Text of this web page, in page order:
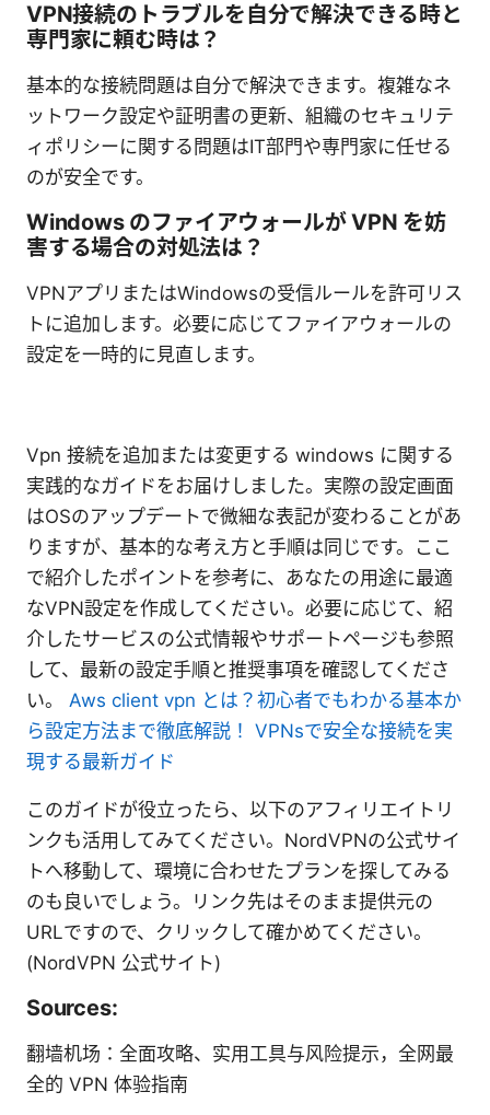
VPN接続のトラブルを自分で解決できる時と
専門家に頼む時は？
基本的な接続問題は自分で解決できます。複雑なネ
ットワーク設定や証明書の更新、組織のセキュリテ
ィポリシーに関する問題はIT部門や専門家に任せる
のが安全です。
Windows のファイアウォールが VPN を妨
害する場合の対処法は？
VPNアプリまたはWindowsの受信ルールを許可リス
トに追加します。必要に応じてファイアウォールの
設定を一時的に見直します。
Vpn 接続を追加または変更する windows に関する
実践的なガイドをお届けしました。実際の設定画面
はOSのアップデートで微細な表記が変わることがあ
りますが、基本的な考え方と手順は同じです。ここ
で紹介したポイントを参考に、あなたの用途に最適
なVPN設定を作成してください。必要に応じて、紹
介したサービスの公式情報やサポートページも参照
して、最新の設定手順と推奨事項を確認してくださ
い。 Aws client vpn とは？初心者でもわかる基本か
ら設定方法まで徹底解説！ VPNsで安全な接続を実
現する最新ガイド
このガイドが役立ったら、以下のアフィリエイトリ
ンクも活用してみてください。NordVPNの公式サイ
トへ移動して、環境に合わせたプランを探してみる
のも良いでしょう。リンク先はそのまま提供元の
URLですので、クリックして確かめてください。
(NordVPN 公式サイト)
Sources:
翻墙机场：全面攻略、实用工具与风险提示，全网最
全的 VPN 体验指南